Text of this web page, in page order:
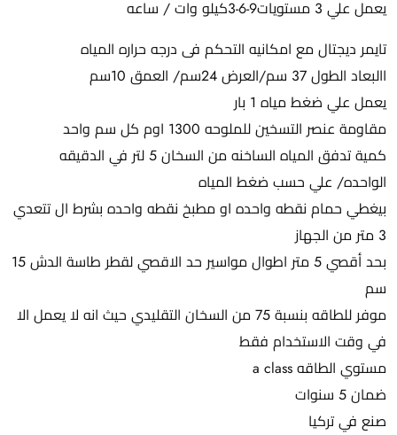
يعمل علي 3 مستويات9-6-3كيلو وات / ساعه
تايمر ديجتال مع امكانيه التحكم فى درجه حراره المياه
االبعاد الطول 37 سم/العرض 24سم/ العمق 10سم
يعمل علي ضغط مياه 1 بار
مقاومة عنصر التسخين للملوحه 1300 اوم كل سم واحد
كمية تدفق المياه الساخنه من السخان 5 لتر في الدقيقه
الواحده/ علي حسب ضغط المياه
بيغطي حمام نقطه واحده او مطبخ نقطه واحده بشرط ال تتعدي
3 متر من الجهاز
بحد أقصي 5 متر اطوال مواسير حد الاقصي لقطر طاسة الدش 15
سم
موفر للطاقه بنسبة 75 من السخان التقليدي حيث انه لا يعمل الا
في وقت الاستخدام فقط
مستوي الطاقه a class
ضمان 5 سنوات
صنع في تركيا